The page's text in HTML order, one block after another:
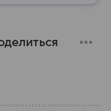
точкой